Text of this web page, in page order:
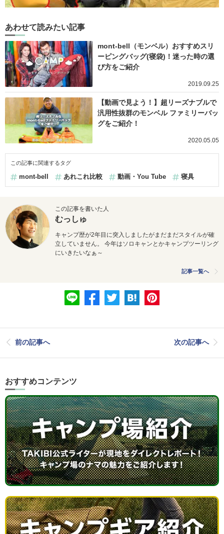
あわせて読みたい記事
mont-bell（モンベル）おすすめスリ
ーピングバッグ(寝袋)！迷った時の選
び方をご紹介
2019.09.25
【動画で見よう！】超リーズナブルで
汎用性抜群のモンベル ファミリーバッ
グをご紹介！
2020.05.05
この記事に関連するタグ
mont-bell あれこれ比較 動画・You Tube 寝具
この記事を書いた人
むっしゅ
キャンプ歴が2年目に突入しましたがまだまだスタイルが確
立していません。 今年はソロキャンとかキャンプツーリング
にいきたいなぁ～
記事一覧へ
前の記事へ 次の記事へ
おすすめコンテンツ